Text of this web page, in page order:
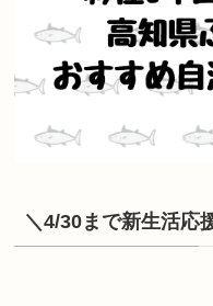
＼4/30まで新生活応